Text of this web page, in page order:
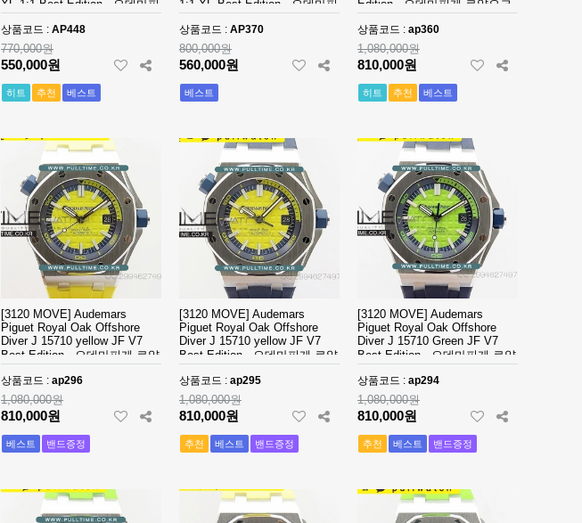
XF 1:1 Best Edition - 오데마피
포지드카본 베스트에디션 -
AP448
상품코드 : AP448
770,000원
550,000원
히트 추천 베스트
1:1 XF Best Edition - 오데마피
AP370
상품코드 : AP370
800,000원
560,000원
베스트
Edition - 오데마피게 로얄오크
상품코드 : ap360
1,080,000원
810,000원
히트 추천 베스트
[3120 MOVE] Audemars
Piguet Royal Oak Offshore
Diver J 15710 yellow JF V7
Best Edition - 오데마피게 로얄
상품코드 : ap296
1,080,000원
810,000원
베스트 밴드증정
[3120 MOVE] Audemars
Piguet Royal Oak Offshore
Diver J 15710 yellow JF V7
Best Edition - 오데마피게 로얄
상품코드 : ap295
1,080,000원
810,000원
추천 베스트 밴드증정
[3120 MOVE] Audemars
Piguet Royal Oak Offshore
Diver J 15710 Green JF V7
Best Edition - 오데마피게 로얄
상품코드 : ap294
1,080,000원
810,000원
추천 베스트 밴드증정